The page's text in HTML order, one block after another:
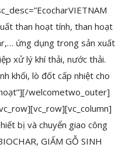
e
n
a
v
i
g
a
t
i
than hoạt tính, than hoạt
ứng dụng trong sản xuất
xử lý khí thải, nước thải.
khối, lò đốt cấp nhiệt cho
welcometwo_outer]
bị và chuyển giao công
GIẤM GỖ SINH